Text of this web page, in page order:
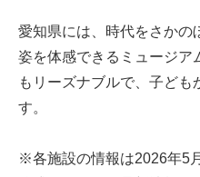
愛知県には、時代をさかの
姿を体感できるミュージア
もリーズナブルで、子ども
す。
※各施設の情報は2026年5